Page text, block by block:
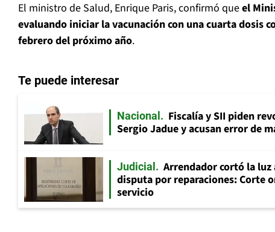
El ministro de Salud, Enrique Paris, confirmó queel
evaluando iniciar la vacunación con una cuarta dosis
febrero del próximo año.
Te puede interesar
Nacional
Fiscalía y SII piden
Sergio Jadue y acusan error de
Judicial
Arrendador cortó la
disputa por reparaciones: Corte
servicio